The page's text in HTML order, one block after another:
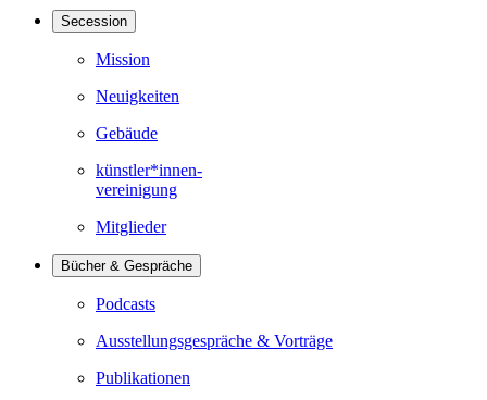
Secession
Mission
Neuigkeiten
Gebäude
künstler*innen-
vereinigung
Mitglieder
Bücher & Gespräche
Podcasts
Ausstellungsgespräche & Vorträge
Publikationen